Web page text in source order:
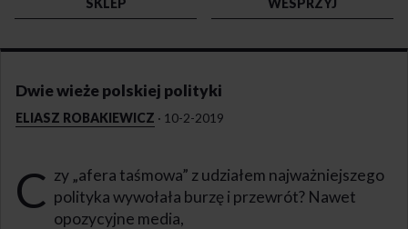
SKLEP
WESPRZYJ
Dwie wieże polskiej polityki
ELIASZ ROBAKIEWICZ · 10-2-2019
C zy „afera taśmowa” z udziałem najważniejszego
polityka wywołała burzę i przewrót? Nawet
opozycyjne media,